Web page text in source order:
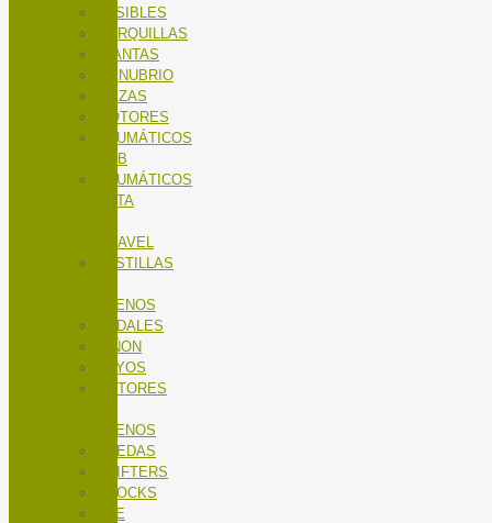
FUSIBLES
HORQUILLAS
LLANTAS
MANUBRIO
MAZAS
MOTORES
NEUMÁTICOS
MTB
NEUMÁTICOS
RUTA
GRAVEL
PASTILLAS
FRENOS
PEDALES
PIÑON
RAYOS
ROTORES
FRENOS
RUEDAS
SHIFTERS
SHOCKS
TEE